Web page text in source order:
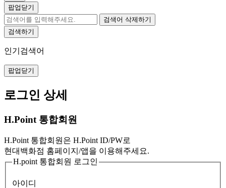
팝업닫기
검색어 삭제하기
검색하기
인기검색어
팝업닫기
로그인 상세
H.Point 통합회원
H.Point 통합회원은 H.Point ID/PW로
현대백화점 홈페이지/앱을 이용해주세요.
H.point 통합회원 로그인
아이디